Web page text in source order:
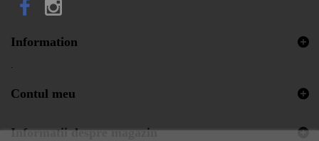
Information
.
Contul meu
Informatii despre magazin